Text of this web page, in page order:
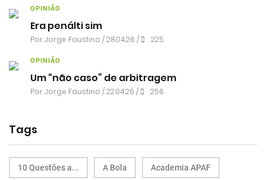
OPINIÃO
Era penálti sim
PorJorge Faustino / 28.04.26 / 225
OPINIÃO
Um “não caso” de arbitragem
PorJorge Faustino / 22.04.26 / 256
Tags
10 Questões a... A Bola Academia APAF